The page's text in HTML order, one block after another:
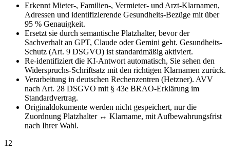
Erkennt Mieter-, Familien-, Vermieter- und Arzt-Klarnamen,
Adressen und identifizierende Gesundheits-Bezüge mit über
95 % Genauigkeit.
Ersetzt sie durch semantische Platzhalter, bevor der
Sachverhalt an GPT, Claude oder Gemini geht. Gesundheits-
Schutz (Art. 9 DSGVO) ist standardmäßig aktiviert.
Re-identifiziert die KI-Antwort automatisch, Sie sehen den
Widerspruchs-Schriftsatz mit den richtigen Klarnamen zurück.
Verarbeitung in deutschen Rechenzentren (Hetzner). AVV
nach Art. 28 DSGVO mit § 43e BRAO-Erklärung im
Standardvertrag.
Originaldokumente werden nicht gespeichert, nur die
Zuordnung Platzhalter ↔ Klarname, mit Aufbewahrungsfrist
nach Ihrer Wahl.
12